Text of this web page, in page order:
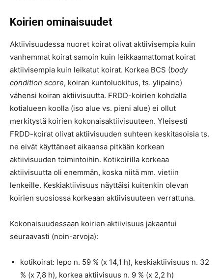
Koirien ominaisuudet
Aktiivisuudessa nuoret koirat olivat aktiivisempia kuin
vanhemmat koirat samoin kuin leikkaamattomat koirat
aktiivisempia kuin leikatut koirat. Korkea BCS (body
condition score, koiran kuntoluokitus, ts. ylipaino)
vähensi koiran aktiivisuutta. FRDD-koirien kohdalla
kotialueen koolla (iso alue vs. pieni alue) ei ollut
merkitystä koirien kokonaisaktiivisuuteen. Yleisesti
FRDD-koirat olivat aktiivisuuden suhteen keskitasoisia ts.
ne eivät käyttäneet aikaansa pitkään korkean
aktiivisuuden toimintoihin. Kotikoirilla korkeaa
aktiivisuutta oli enemmän, koska niitä mm. vietiin
lenkeille. Keskiaktiivisuus näyttäisi kuitenkin olevan
koirien suosiossa korkeaan aktiivisuuteen verrattuna.
Kokonaisuudessaan koirien aktiivisuus jakaantui
seuraavasti (noin-arvoja):
kotikoirat: lepo n. 59 % (x 14,1 h), keskiaktiivisuus n. 32
% (x 7,8 h), korkea aktiivisuus n. 9 % (x 2,2 h)